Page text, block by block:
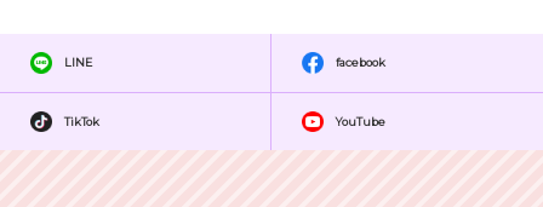
LINE facebook
TikTok YouTube